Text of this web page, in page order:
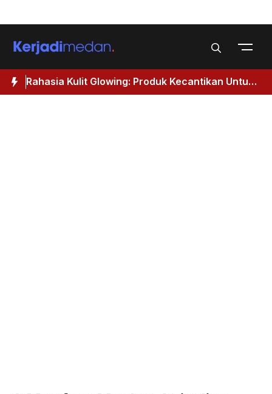
to
Rahasia Kulit Glowing: Produk Kecantikan Untuk
Wanita 40 Tahun Keatas